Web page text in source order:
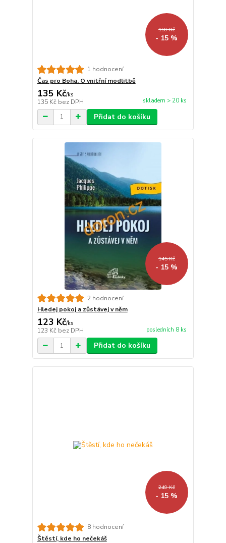
159 Kč
- 15 %
1 hodnocení
Čas pro Boha. O vnitřní modlitbě
135 Kč/ks
135 Kč bez DPH skladem > 20 ks
Přidat do košíku
145 Kč
- 15 %
2 hodnocení
Hledej pokoj a zůstávej v něm
123 Kč/ks
123 Kč bez DPH posledních 8 ks
Přidat do košíku
249 Kč
- 15 %
8 hodnocení
Štěstí, kde ho nečekáš